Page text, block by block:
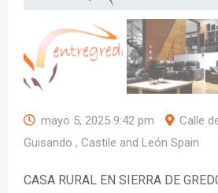
mayo 5, 2025 9:42 pm
Calle
Guisando , Castile and León Spain
CASA RURAL EN SIERRA DE